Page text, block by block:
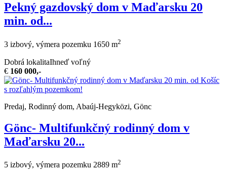
Pekný gazdovský dom v Maďarsku 20
min. od...
3 izbový, výmera pozemku 1650 m2
Dobrá lokalitaIhneď voľný
€ 160 000,-
Predaj, Rodinný dom, Abaúj-Hegyközi, Gönc
Gönc- Multifunkčný rodinný dom v
Maďarsku 20...
5 izbový, výmera pozemku 2889 m2